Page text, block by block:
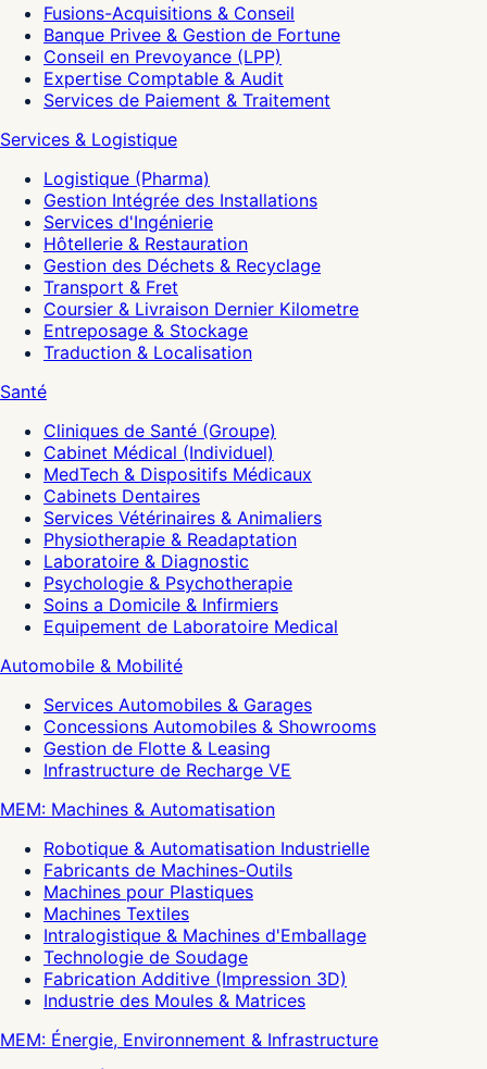
Fusions-Acquisitions & Conseil
Banque Privee & Gestion de Fortune
Conseil en Prevoyance (LPP)
Expertise Comptable & Audit
Services de Paiement & Traitement
Services & Logistique
Logistique (Pharma)
Gestion Intégrée des Installations
Services d'Ingénierie
Hôtellerie & Restauration
Gestion des Déchets & Recyclage
Transport & Fret
Coursier & Livraison Dernier Kilometre
Entreposage & Stockage
Traduction & Localisation
Santé
Cliniques de Santé (Groupe)
Cabinet Médical (Individuel)
MedTech & Dispositifs Médicaux
Cabinets Dentaires
Services Vétérinaires & Animaliers
Physiotherapie & Readaptation
Laboratoire & Diagnostic
Psychologie & Psychotherapie
Soins a Domicile & Infirmiers
Equipement de Laboratoire Medical
Automobile & Mobilité
Services Automobiles & Garages
Concessions Automobiles & Showrooms
Gestion de Flotte & Leasing
Infrastructure de Recharge VE
MEM: Machines & Automatisation
Robotique & Automatisation Industrielle
Fabricants de Machines-Outils
Machines pour Plastiques
Machines Textiles
Intralogistique & Machines d'Emballage
Technologie de Soudage
Fabrication Additive (Impression 3D)
Industrie des Moules & Matrices
MEM: Énergie, Environnement & Infrastructure